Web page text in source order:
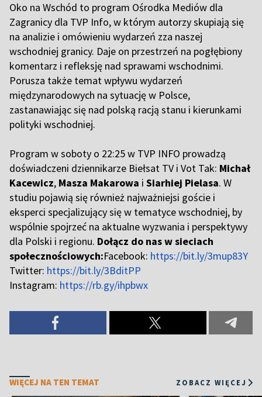
Oko na Wschód to program Ośrodka Mediów dla
Zagranicy dla TVP Info, w którym autorzy skupiają się
na analizie i omówieniu wydarzeń zza naszej
wschodniej granicy. Daje on przestrzeń na pogłębiony
komentarz i refleksję nad sprawami wschodnimi.
Porusza także temat wpływu wydarzeń
międzynarodowych na sytuację w Polsce,
zastanawiając się nad polską racją stanu i kierunkami
polityki wschodniej.
Program w soboty o 22:25 w TVP INFO prowadzą
doświadczeni dziennikarze Biełsat TV i Vot Tak: Michał
Kacewicz, Masza Makarowa i Siarhiej Pielasa. W
studiu pojawią się również najważniejsi goście i
eksperci specjalizujący się w tematyce wschodniej, by
wspólnie spojrzeć na aktualne wyzwania i perspektywy
dla Polski i regionu. Dołącz do nas w sieciach
społecznościowych:Facebook: https://bit.ly/3mup83Y
Twitter: https://bit.ly/3BditPP
Instagram: https://rb.gy/ihpbwx
WIĘCEJ NA TEN TEMAT ZOBACZ WIĘCEJ